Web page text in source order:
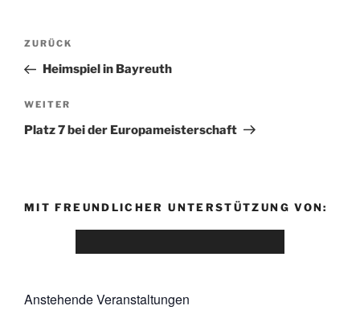
ZURÜCK
Heimspiel in Bayreuth
WEITER
Platz 7 bei der Europameisterschaft
MIT FREUNDLICHER UNTERSTÜTZUNG VON:
Anstehende Veranstaltungen